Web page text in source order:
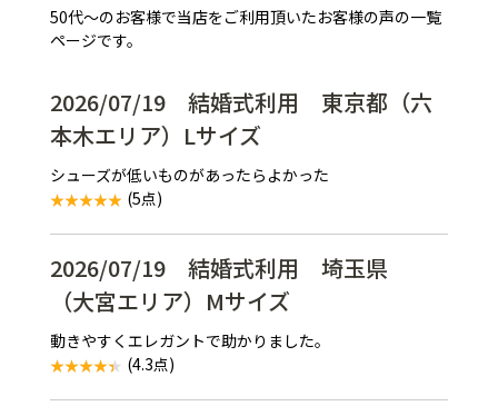
50代～のお客様で当店をご利用頂いたお客様の声の一覧
ページです。
2026/07/19 結婚式利用 東京都（六
本木エリア）Lサイズ
シューズが低いものがあったらよかった
(5点)
2026/07/19 結婚式利用 埼玉県
（大宮エリア）Mサイズ
動きやすくエレガントで助かりました。
(4.3点)